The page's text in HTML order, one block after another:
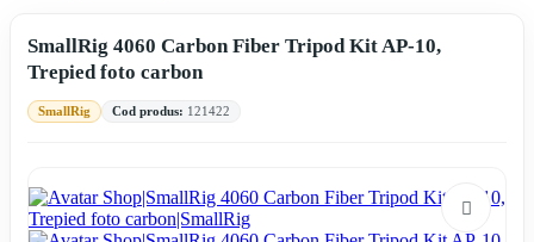
SmallRig 4060 Carbon Fiber Tripod Kit AP-10,
Trepied foto carbon
SmallRig Cod produs: 121422